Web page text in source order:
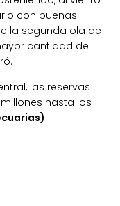
con buenas
la segunda ola de
cantidad de
las reservas
hasta los